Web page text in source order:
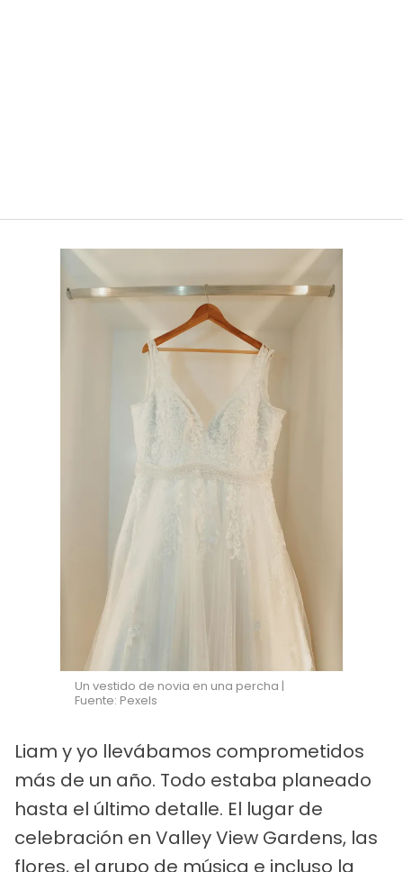
Un vestido de novia en una percha |
Fuente: Pexels
Liam y yo llevábamos comprometidos
más de un año. Todo estaba planeado
hasta el último detalle. El lugar de
celebración en Valley View Gardens, las
flores, el grupo de música e incluso la